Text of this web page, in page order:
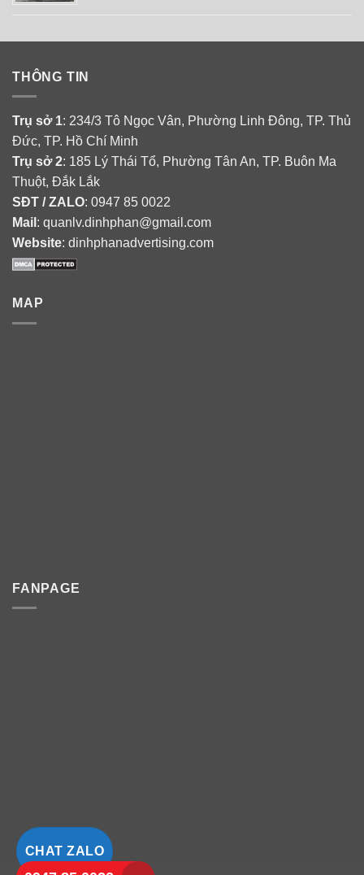
CHAT ZALO
THÔNG TIN
Trụ sở 1: 234/3 Tô Ngọc Vân, Phường Linh Đông, TP. Thủ
Đức, TP. Hồ Chí Minh
Trụ sở 2: 185 Lý Thái Tổ, Phường Tân An, TP. Buôn Ma
Thuột, Đắk Lắk
SĐT / ZALO: 0947 85 0022
Mail : quanlv.dinhphan@gmail.com
Website: dinhphanadvertising.com
MAP
FANPAGE